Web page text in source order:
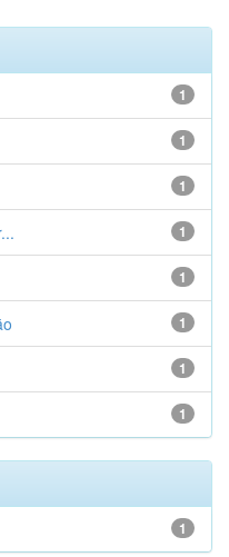
1
1
1
1
1
1
1
1
1